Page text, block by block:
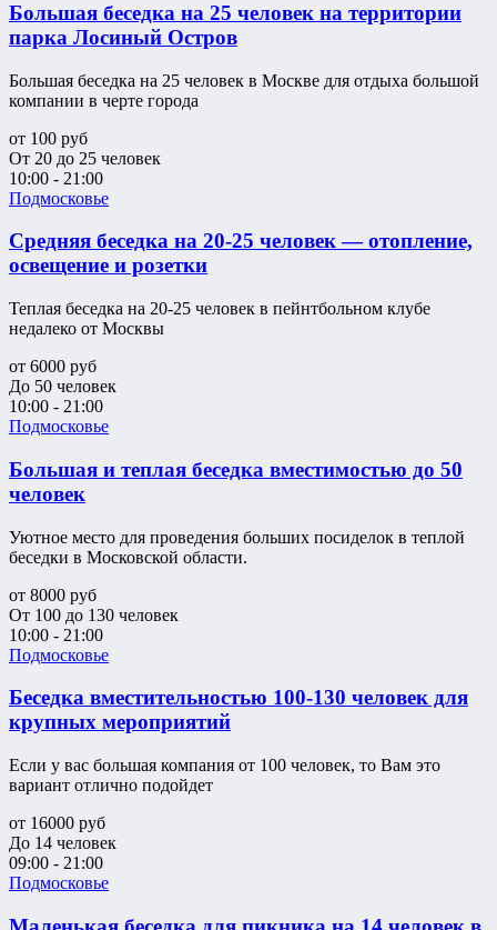
Большая беседка на 25 человек на территории
парка Лосиный Остров
Большая беседка на 25 человек в Москве для отдыха большой
компании в черте города
от 100 руб
От 20 до 25 человек
10:00 - 21:00
Подмосковье
Средняя беседка на 20-25 человек — отопление,
освещение и розетки
Теплая беседка на 20-25 человек в пейнтбольном клубе
недалеко от Москвы
от 6000 руб
До 50 человек
10:00 - 21:00
Подмосковье
Большая и теплая беседка вместимостью до 50
человек
Уютное место для проведения больших посиделок в теплой
беседки в Московской области.
от 8000 руб
От 100 до 130 человек
10:00 - 21:00
Подмосковье
Беседка вместительностью 100-130 человек для
крупных мероприятий
Если у вас большая компания от 100 человек, то Вам это
вариант отлично подойдет
от 16000 руб
До 14 человек
09:00 - 21:00
Подмосковье